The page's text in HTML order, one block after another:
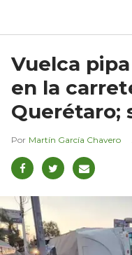
Vuelca
en la
Querétaro;
Martín García Chavero